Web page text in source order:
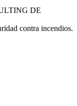
DE
contra incendios.